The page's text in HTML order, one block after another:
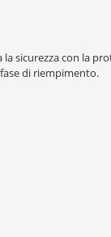
la sicurezza con la
di riempimento.